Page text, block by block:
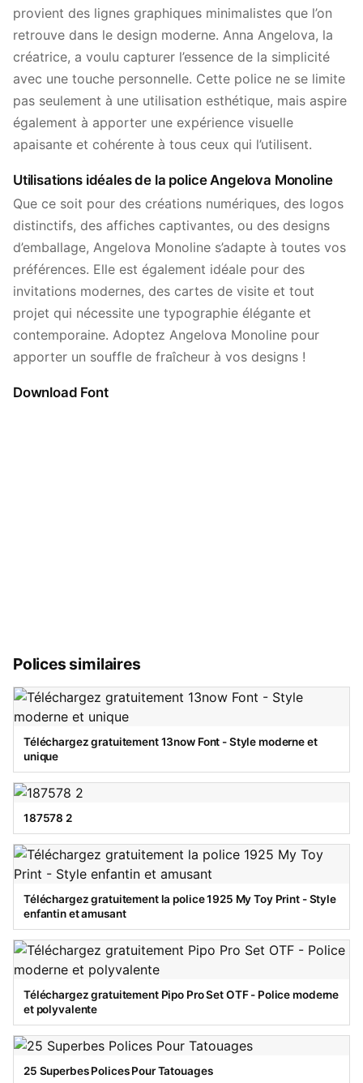
provient des lignes graphiques minimalistes que l’on
retrouve dans le design moderne. Anna Angelova, la
créatrice, a voulu capturer l’essence de la simplicité
avec une touche personnelle. Cette police ne se limite
pas seulement à une utilisation esthétique, mais aspire
également à apporter une expérience visuelle
apaisante et cohérente à tous ceux qui l’utilisent.
Utilisations idéales de la police Angelova Monoline
Que ce soit pour des créations numériques, des logos
distinctifs, des affiches captivantes, ou des designs
d’emballage, Angelova Monoline s’adapte à toutes vos
préférences. Elle est également idéale pour des
invitations modernes, des cartes de visite et tout
projet qui nécessite une typographie élégante et
contemporaine. Adoptez Angelova Monoline pour
apporter un souffle de fraîcheur à vos designs !
Download Font
Polices similaires
Téléchargez gratuitement 13now Font - Style moderne et
unique
187578 2
Téléchargez gratuitement la police 1925 My Toy Print - Style
enfantin et amusant
Téléchargez gratuitement Pipo Pro Set OTF - Police moderne
et polyvalente
25 Superbes Polices Pour Tatouages